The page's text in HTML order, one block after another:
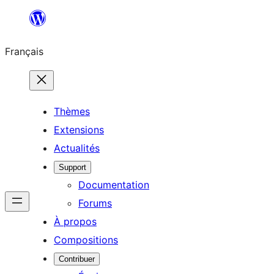
contenu
Français
Thèmes
Extensions
Actualités
Support
Documentation
Forums
À propos
Compositions
Contribuer